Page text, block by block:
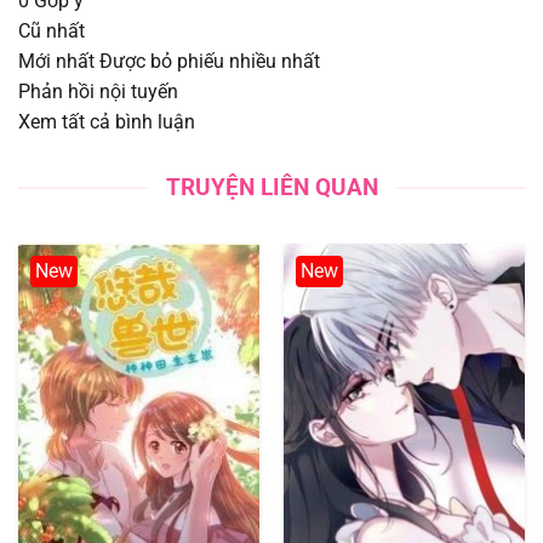
Chapter 116
Chapter 115
Chapter 113.7 02/08/2025
Chapter 113.6 02/08/2025
Chapter 113.5 02/08/2025
Chapter 113 02/08/2025
Chapter 112 02/08/2025
Cũ nhất
Mới nhất Được bỏ phiếu nhiều nhất
Phản hồi nội tuyến
Xem tất cả bình luận
TRUYỆN LIÊN QUAN
New New